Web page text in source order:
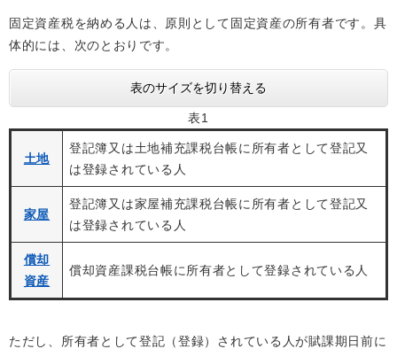
固定資産税を納める人は、原則として固定資産の所有者です。具
体的には、次のとおりです。
表のサイズを切り替える
表1
土地
登記簿又は土地補充課税台帳に所有者として登記又
は登録されている人
家屋
登記簿又は家屋補充課税台帳に所有者として登記又
は登録されている人
償却
資産
償却資産課税台帳に所有者として登録されている人
ただし、所有者として登記（登録）されている人が賦課期日前に